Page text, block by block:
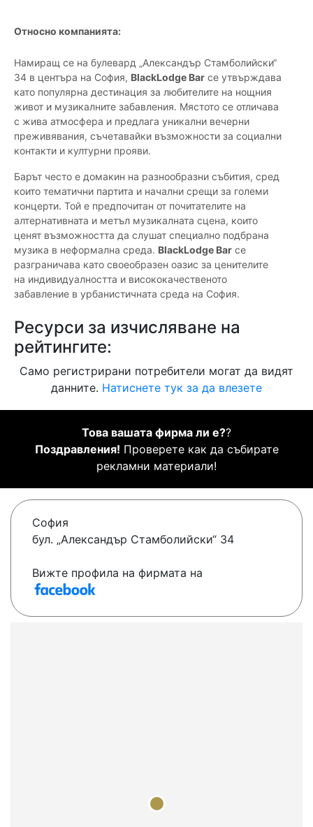
Относно компанията:
Намиращ се на булевард „Александър Стамболийски“
34 в центъра на София, BlackLodge Bar се утвърждава
като популярна дестинация за любителите на нощния
живот и музикалните забавления. Мястото се отличава
с жива атмосфера и предлага уникални вечерни
преживявания, съчетавайки възможности за социални
контакти и културни прояви.
Барът често е домакин на разнообразни събития, сред
които тематични партита и начални срещи за големи
концерти. Той е предпочитан от почитателите на
алтернативната и метъл музикалната сцена, които
ценят възможността да слушат специално подбрана
музика в неформална среда. BlackLodge Bar се
разграничава като своеобразен оазис за ценителите
на индивидуалността и висококачественото
забавление в урбанистичната среда на София.
Ресурси за изчисляване на
рейтингите:
Само регистрирани потребители могат да видят
данните. Натиснете тук за да влезете
Това вашата фирма ли е??
Поздравления! Проверете как да събирате
рекламни материали!
София
бул. „Александър Стамболийски“ 34
Вижте профила на фирмата на